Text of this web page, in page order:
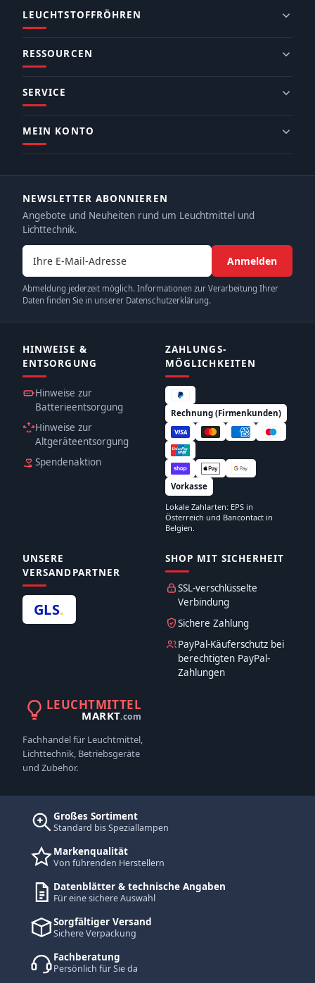
LEUCHTSTOFFRÖHREN
RESSOURCEN
SERVICE
MEIN KONTO
NEWSLETTER ABONNIEREN
Angebote und Neuheiten rund um Leuchtmittel und
Lichttechnik.
E-Mail-Adresse
Anmelden
Abmeldung jederzeit möglich. Informationen zur Verarbeitung Ihrer
Daten finden Sie in unserer Datenschutzerklärung.
HINWEISE &
ENTSORGUNG
Hinweise zur
Batterieentsorgung
Hinweise zur
Altgeräteentsorgung
Spendenaktion
ZAHLUNGS­
MÖGLICHKEITEN
Rechnung (Firmenkunden)
Vorkasse
Lokale Zahlarten: EPS in
Österreich und Bancontact in
Belgien.
UNSERE
VERSANDPARTNER
GLS.
SHOP MIT SICHERHEIT
SSL-verschlüsselte
Verbindung
Sichere Zahlung
PayPal-Käuferschutz bei
berechtigten PayPal-
Zahlungen
LEUCHTMITTEL
MARKT.com
Fachhandel für Leuchtmittel,
Lichttechnik, Betriebsgeräte
und Zubehör.
Großes Sortiment
Standard bis Speziallampen
Markenqualität
Von führenden Herstellern
Datenblätter & technische Angaben
Für eine sichere Auswahl
Sorgfältiger Versand
Sichere Verpackung
Fachberatung
Persönlich für Sie da